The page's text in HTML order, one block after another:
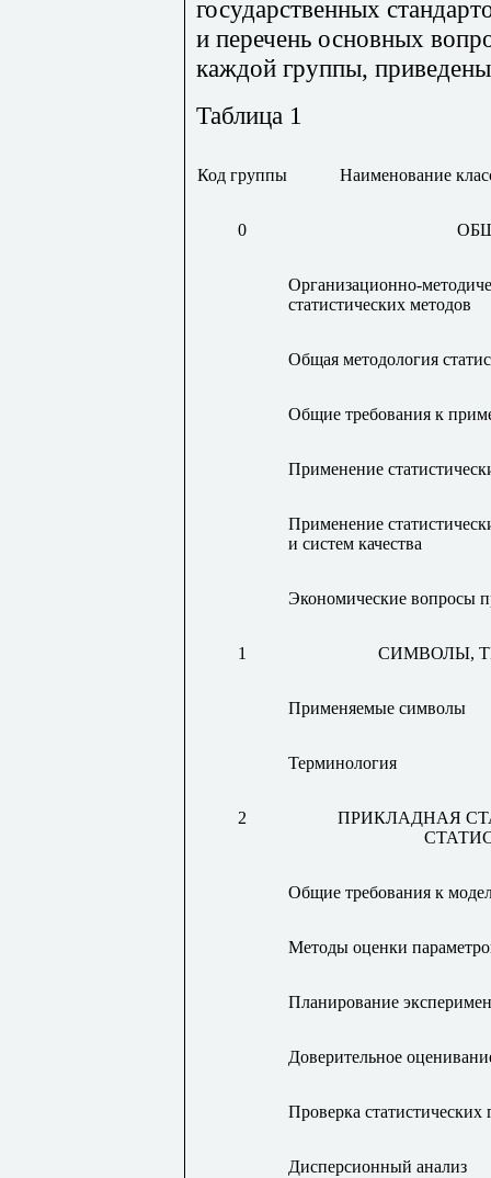
государственных
и перечень основных
каждой группы,
Таблица 1
Код группы Наименование
0
Организационно-
статистических методов
Общая методология
Общие требования к
Применение
Применение
и систем качества
Экономические вопросы
1 СИМВОЛЫ,
Применяемые символы
Терминология
2
ПРИКЛАДНАЯ
Общие требования к
Методы оценки
Планирование
Доверительное
Проверка статистических
Дисперсионный анализ